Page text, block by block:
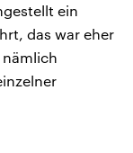
ein
das war eher